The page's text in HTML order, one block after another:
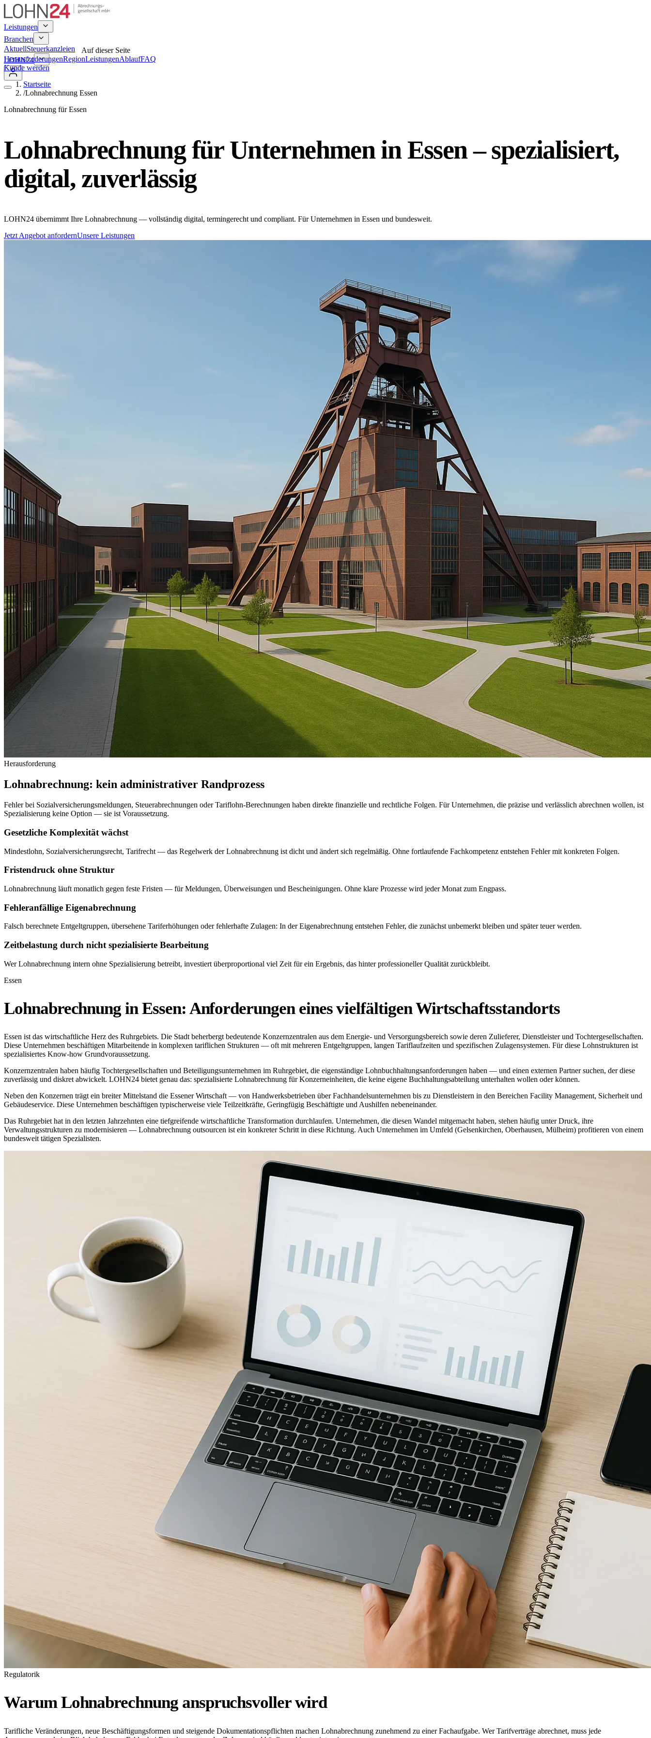
Leistungen
Branchen
AktuellSteuerkanzleien
LOHN24
Auf dieser Seite
HerausforderungenRegionLeistungenAblaufFAQ
Kunde werden
Startseite
/Lohnabrechnung Essen
Lohnabrechnung für Essen
Lohnabrechnung für Unternehmen in Essen – spezialisiert,
digital, zuverlässig
LOHN24 übernimmt Ihre Lohnabrechnung — vollständig digital, termingerecht und compliant. Für Unternehmen in Essen und bundesweit.
Jetzt Angebot anfordernUnsere Leistungen
Herausforderung
Lohnabrechnung: kein administrativer Randprozess
Fehler bei Sozialversicherungsmeldungen, Steuerabrechnungen oder Tariflohn-Berechnungen haben direkte finanzielle und rechtliche Folgen. Für Unternehmen, die präzise und verlässlich abrechnen wollen, ist
Spezialisierung keine Option — sie ist Voraussetzung.
Gesetzliche Komplexität wächst
Mindestlohn, Sozialversicherungsrecht, Tarifrecht — das Regelwerk der Lohnabrechnung ist dicht und ändert sich regelmäßig. Ohne fortlaufende Fachkompetenz entstehen Fehler mit konkreten Folgen.
Fristendruck ohne Struktur
Lohnabrechnung läuft monatlich gegen feste Fristen — für Meldungen, Überweisungen und Bescheinigungen. Ohne klare Prozesse wird jeder Monat zum Engpass.
Fehleranfällige Eigenabrechnung
Falsch berechnete Entgeltgruppen, übersehene Tariferhöhungen oder fehlerhafte Zulagen: In der Eigenabrechnung entstehen Fehler, die zunächst unbemerkt bleiben und später teuer werden.
Zeitbelastung durch nicht spezialisierte Bearbeitung
Wer Lohnabrechnung intern ohne Spezialisierung betreibt, investiert überproportional viel Zeit für ein Ergebnis, das hinter professioneller Qualität zurückbleibt.
Essen
Lohnabrechnung in Essen: Anforderungen eines vielfältigen Wirtschaftsstandorts
Essen ist das wirtschaftliche Herz des Ruhrgebiets. Die Stadt beherbergt bedeutende Konzernzentralen aus dem Energie- und Versorgungsbereich sowie deren Zulieferer, Dienstleister und Tochtergesellschaften.
Diese Unternehmen beschäftigen Mitarbeitende in komplexen tariflichen Strukturen — oft mit mehreren Entgeltgruppen, langen Tariflaufzeiten und spezifischen Zulagensystemen. Für diese Lohnstrukturen ist
spezialisiertes Know-how Grundvoraussetzung.
Konzernzentralen haben häufig Tochtergesellschaften und Beteiligungsunternehmen im Ruhrgebiet, die eigenständige Lohnbuchhaltungsanforderungen haben — und einen externen Partner suchen, der diese
zuverlässig und diskret abwickelt. LOHN24 bietet genau das: spezialisierte Lohnabrechnung für Konzerneinheiten, die keine eigene Buchhaltungsabteilung unterhalten wollen oder können.
Neben den Konzernen trägt ein breiter Mittelstand die Essener Wirtschaft — von Handwerksbetrieben über Fachhandelsunternehmen bis zu Dienstleistern in den Bereichen Facility Management, Sicherheit und
Gebäudeservice. Diese Unternehmen beschäftigen typischerweise viele Teilzeitkräfte, Geringfügig Beschäftigte und Aushilfen nebeneinander.
Das Ruhrgebiet hat in den letzten Jahrzehnten eine tiefgreifende wirtschaftliche Transformation durchlaufen. Unternehmen, die diesen Wandel mitgemacht haben, stehen häufig unter Druck, ihre
Verwaltungsstrukturen zu modernisieren — Lohnabrechnung outsourcen ist ein konkreter Schritt in diese Richtung. Auch Unternehmen im Umfeld (Gelsenkirchen, Oberhausen, Mülheim) profitieren von einem
bundesweit tätigen Spezialisten.
Regulatorik
Warum Lohnabrechnung anspruchsvoller wird
Tarifliche Veränderungen, neue Beschäftigungsformen und steigende Dokumentationspflichten machen Lohnabrechnung zunehmend zu einer Fachaufgabe. Wer Tarifverträge abrechnet, muss jede